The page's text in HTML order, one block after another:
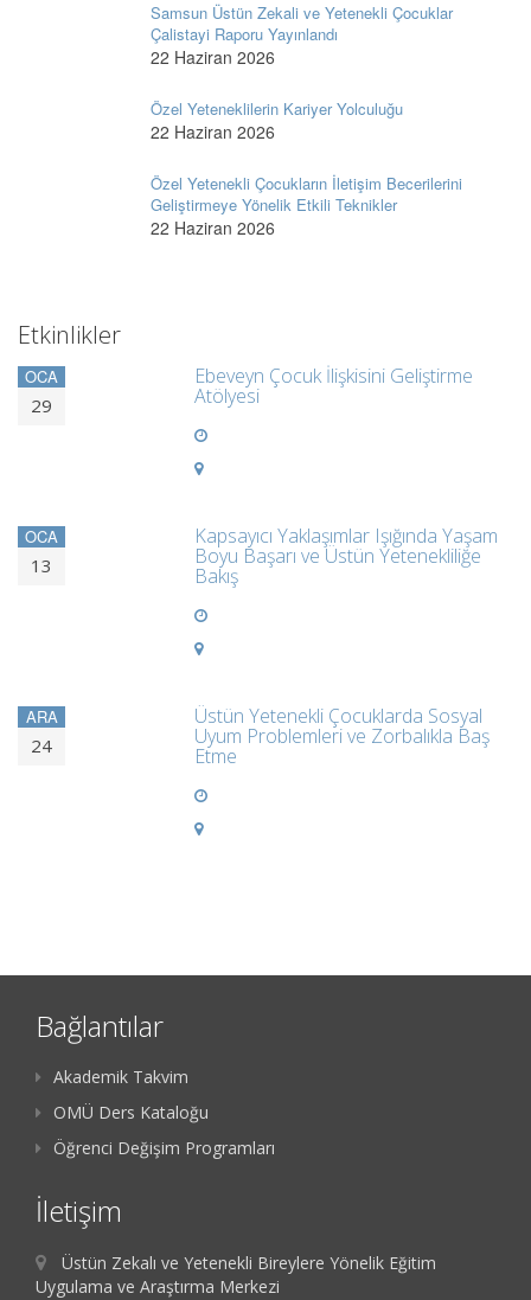
Samsun Üstün Zekali ve Yetenekli Çocuklar
Çalistayi Raporu Yayınlandı
22 Haziran 2026
Özel Yeteneklilerin Kariyer Yolculuğu
22 Haziran 2026
Özel Yetenekli Çocukların İletişim Becerilerini
Geliştirmeye Yönelik Etkili Teknikler
22 Haziran 2026
Etkinlikler
OCA
29
Ebeveyn Çocuk İlişkisini Geliştirme
Atölyesi
OCA
13
Kapsayıcı Yaklaşımlar Işığında Yaşam
Boyu Başarı ve Üstün Yetenekliliğe
Bakış
ARA
24
Üstün Yetenekli Çocuklarda Sosyal
Uyum Problemleri ve Zorbalıkla Baş
Etme
Bağlantılar
Akademik Takvim
OMÜ Ders Kataloğu
Öğrenci Değişim Programları
İletişim
Üstün Zekalı ve Yetenekli Bireylere Yönelik Eğitim
Uygulama ve Araştırma Merkezi